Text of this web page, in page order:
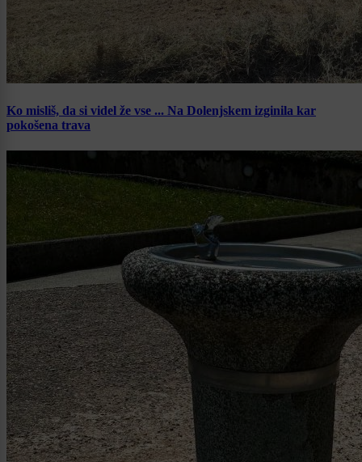
Ko misliš, da si videl že vse ... Na Dolenjskem izginila kar
pokošena trava